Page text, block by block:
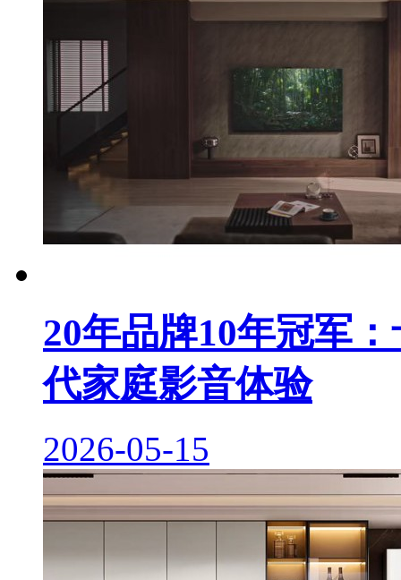
20年品牌10年冠军
代家庭影音体验
2026-05-15